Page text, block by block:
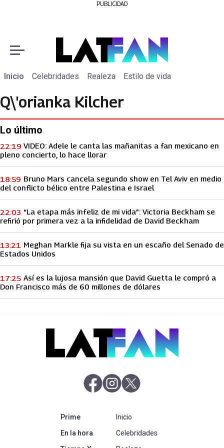
PUBLICIDAD
Inicio Celebridades Realeza Estilo de vida
Q\'orianka Kilcher
Lo último
VIDEO: Adele le canta las mañanitas a fan mexicano en
pleno concierto, lo hace llorar
22:19
Bruno Mars cancela segundo show en Tel Aviv en medio
del conflicto bélico entre Palestina e Israel
18:59
“La etapa más infeliz de mi vida”: Victoria Beckham se
refirió por primera vez a la infidelidad de David Beckham
22:03
Meghan Markle fija su vista en un escaño del Senado de
Estados Unidos
13:21
Así es la lujosa mansión que David Guetta le compró a
Don Francisco más de 60 millones de dólares
17:25
abre en nueva pestaña
abre en nueva pestaña
Primeabre en nueva pestaña
En la hora abre en nueva pestaña
Inicio
Celebridades